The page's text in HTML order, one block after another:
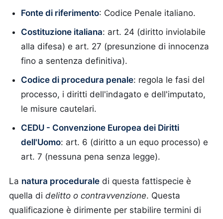
Fonte di riferimento: Codice Penale italiano.
Costituzione italiana: art. 24 (diritto inviolabile
alla difesa) e art. 27 (presunzione di innocenza
fino a sentenza definitiva).
Codice di procedura penale: regola le fasi del
processo, i diritti dell'indagato e dell'imputato,
le misure cautelari.
CEDU - Convenzione Europea dei Diritti
dell'Uomo: art. 6 (diritto a un equo processo) e
art. 7 (nessuna pena senza legge).
La natura procedurale di questa fattispecie è
quella di delitto o contravvenzione. Questa
qualificazione è dirimente per stabilire termini di